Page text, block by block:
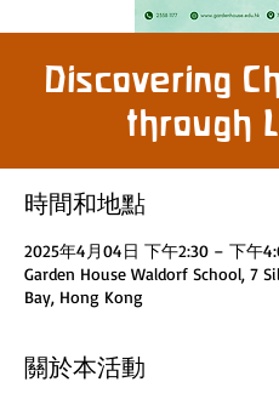
Discovering
through
時間和地點
2025年4月04日 下午2:30 – 下午
Garden House Waldorf School, 7
Bay, Hong Kong
關於本活動